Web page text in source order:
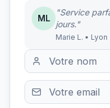
ML
"Service
jours."
Marie L. • Lyon